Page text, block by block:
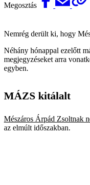
Megosztás
Nemrég derült ki, hogy
Néhány hónappal ezelőtt
megjegyzéseket arra
egyben.
MÁZS kitálalt
Mészáros Árpád Zsoltnak
az elmúlt időszakban.